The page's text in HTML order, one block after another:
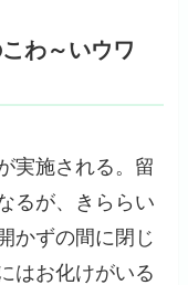
わ～いウワ
実施される。留
るが、きららい
かずの間に閉じ
はお化けがいる